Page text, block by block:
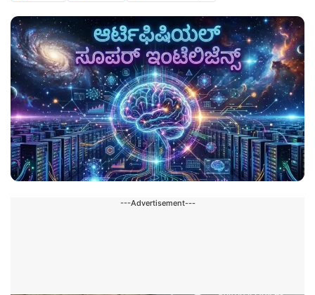
---Advertisement---